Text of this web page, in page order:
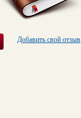
Добавить свой отзыв